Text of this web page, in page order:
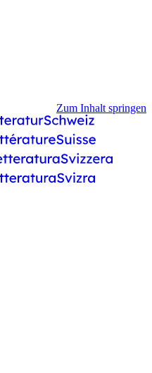
Zum Inhalt springen